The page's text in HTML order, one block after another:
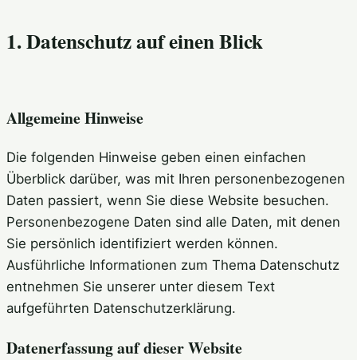
1. Datenschutz auf einen Blick
Allgemeine Hinweise
Die folgenden Hinweise geben einen einfachen
Überblick darüber, was mit Ihren personenbezogenen
Daten passiert, wenn Sie diese Website besuchen.
Personenbezogene Daten sind alle Daten, mit denen
Sie persönlich identifiziert werden können.
Ausführliche Informationen zum Thema Datenschutz
entnehmen Sie unserer unter diesem Text
aufgeführten Datenschutzerklärung.
Datenerfassung auf dieser Website